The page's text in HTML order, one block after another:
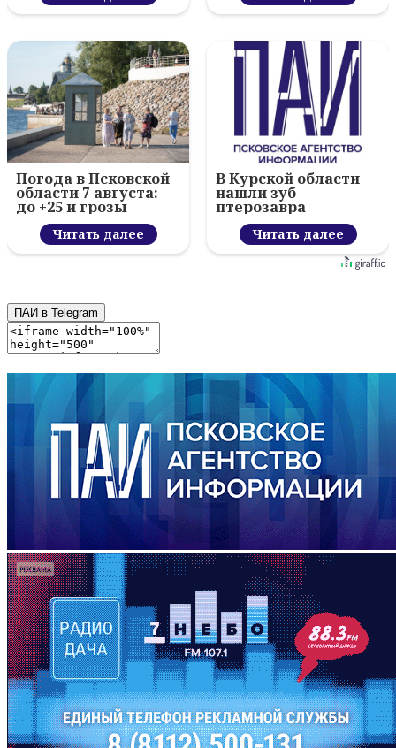
Погода в Псковской
области 7 августа:
до +25 и грозы
Читать далее
В Курской области
нашли зуб
птерозавра
Читать далее
ПАИ в Telegram